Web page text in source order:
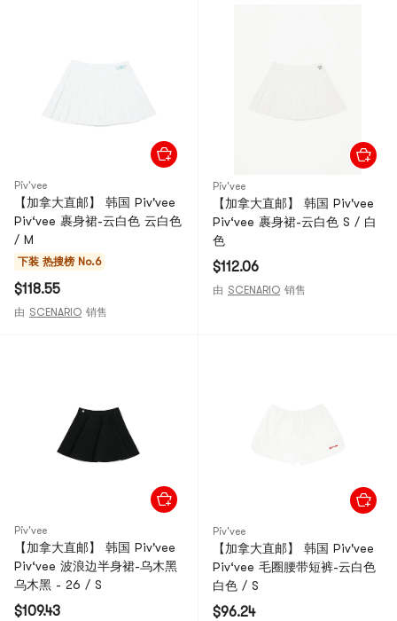
Piv'vee
【加拿大直邮】 韩国 Piv'vee
Piv‘vee 裹身裙-云白色 云白色
/ M
下装 热搜榜 No.6
$118.55
由 SCENARIO 销售
Piv'vee
【加拿大直邮】 韩国 Piv'vee
Piv‘vee 裹身裙-云白色 S / 白
色
$112.06
由 SCENARIO 销售
Piv'vee
【加拿大直邮】 韩国 Piv'vee
Piv‘vee 波浪边半身裙-乌木黑
乌木黑 - 26 / S
$109.43
Piv'vee
【加拿大直邮】 韩国 Piv'vee
Piv‘vee 毛圈腰带短裤-云白色
白色 / S
$96.24